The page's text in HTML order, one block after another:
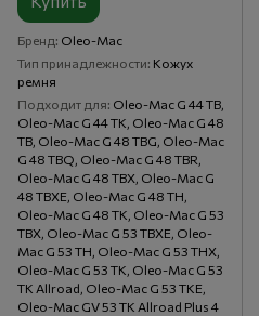
Бренд Oleo-Mac
Тип принадлежности Кожух
ремня
Подходит для Oleo-Mac G 44 TB,
Oleo-Mac G 44 TK, Oleo-Mac G 48
TB, Oleo-Mac G 48 TBG, Oleo-Mac
G 48 TBQ, Oleo-Mac G 48 TBR,
Oleo-Mac G 48 TBX, Oleo-Mac G
48 TBXE, Oleo-Mac G 48 TH,
Oleo-Mac G 48 TK, Oleo-Mac G 53
TBX, Oleo-Mac G 53 TBXE, Oleo-
Mac G 53 TH, Oleo-Mac G 53 THX,
Oleo-Mac G 53 TK, Oleo-Mac G 53
TK Allroad, Oleo-Mac G 53 TKE,
Oleo-Mac GV 53 TK Allroad Plus 4